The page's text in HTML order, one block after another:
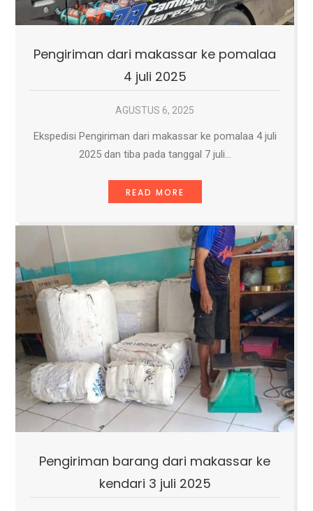
Pengiriman dari makassar ke pomalaa
4 juli 2025
AGUSTUS 6, 2025
Ekspedisi Pengiriman dari makassar ke pomalaa 4 juli
2025 dan tiba pada tanggal 7 juli…
READ MORE
Pengiriman barang dari makassar ke
kendari 3 juli 2025